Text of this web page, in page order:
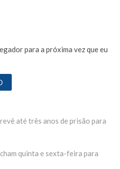
para a próxima vez que eu
até três anos de prisão para
quinta e sexta-feira para